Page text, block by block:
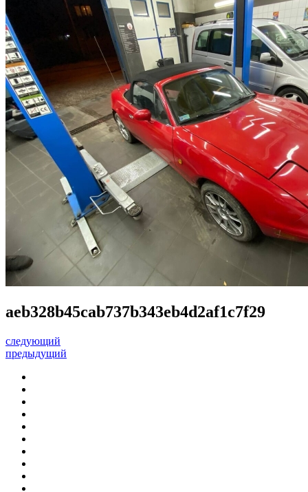
aeb328b45cab737b343eb4d2af1c7f29
следующий
предыдущий